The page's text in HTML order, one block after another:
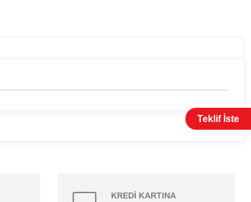
Teklif İste
KREDİ KARTINA